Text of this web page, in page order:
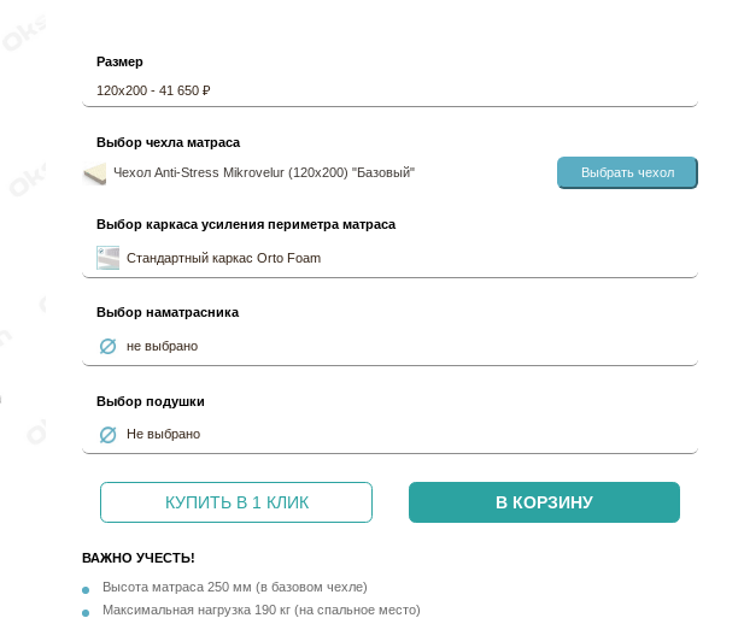
Размер
120х200 - 41 650 ₽
Выбор чехла матраса
Чехол Anti-Stress Mikrovelur (120х200) "Базовый" Выбрать чехол
Выбор каркаса усиления периметра матраса
Стандартный каркас Orto Foam
Выбор наматрасника
не выбрано
Выбор подушки
Не выбрано
КУПИТЬ В 1 КЛИК В КОРЗИНУ
ВАЖНО УЧЕСТЬ!
Высота матраса 250 мм (в базовом чехле)
Максимальная нагрузка 190 кг (на спальное место)